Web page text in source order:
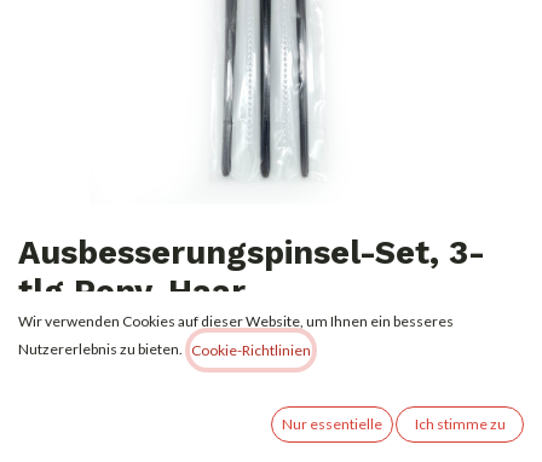
Ausbesserungspinsel-Set, 3-
tlg Pony-Haar
1,99€ Alle Preise inkl. MwSt.zzgl. Versandkosten
Wir verwenden Cookies auf dieser Website, um Ihnen ein besseres
Nutzererlebnis zu bieten.
Cookie-Richtlinien
Nur essentielle Ich stimme zu